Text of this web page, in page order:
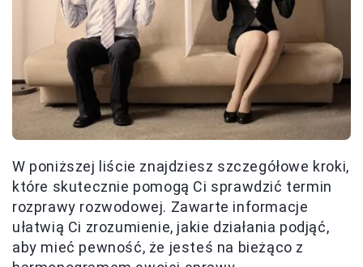
W poniższej liście znajdziesz szczegółowe kroki,
które skutecznie pomogą Ci sprawdzić termin
rozprawy rozwodowej. Zawarte informacje
ułatwią Ci zrozumienie, jakie działania podjąć,
aby mieć pewność, że jesteś na bieżąco z